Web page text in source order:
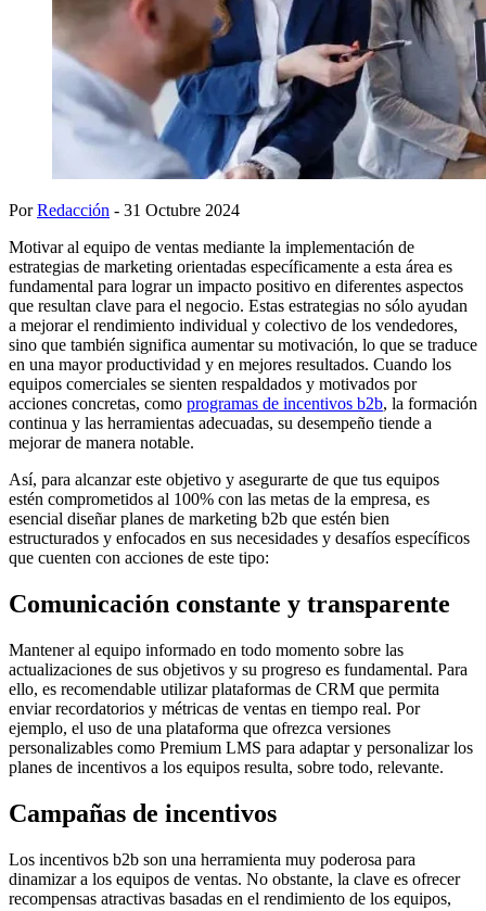
PorRedacción - 31 Octubre 2024
Motivar al equipo de ventas mediante la implementación de
estrategias de marketing orientadas específicamente a esta área es
fundamental para lograr un impacto positivo en diferentes aspectos
que resultan clave para el negocio. Estas estrategias no sólo ayudan
a mejorar el rendimiento individual y colectivo de los vendedores,
sino que también significa aumentar su motivación, lo que se traduce
en una mayor productividad y en mejores resultados. Cuando los
equipos comerciales se sienten respaldados y motivados por
acciones concretas, como programas de incentivos b2b, la formación
continua y las herramientas adecuadas, su desempeño tiende a
mejorar de manera notable.
Así, para alcanzar este objetivo y asegurarte de que tus equipos
estén comprometidos al 100% con las metas de la empresa, es
esencial diseñar planes de marketing b2b que estén bien
estructurados y enfocados en sus necesidades y desafíos específicos
que cuenten con acciones de este tipo:
Comunicación constante y transparente
Mantener al equipo informado en todo momento sobre las
actualizaciones de sus objetivos y su progreso es fundamental. Para
ello, es recomendable utilizar plataformas de CRM que permita
enviar recordatorios y métricas de ventas en tiempo real. Por
ejemplo, el uso de una plataforma que ofrezca versiones
personalizables como Premium LMS para adaptar y personalizar los
planes de incentivos a los equipos resulta, sobre todo, relevante.
Campañas de incentivos
Los incentivos b2b son una herramienta muy poderosa para
dinamizar a los equipos de ventas. No obstante, la clave es ofrecer
recompensas atractivas basadas en el rendimiento de los equipos,